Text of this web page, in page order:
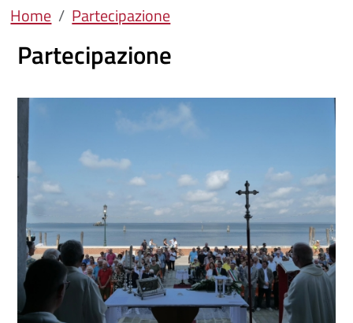
Briciole di pane
Home Partecipazione
Partecipazione